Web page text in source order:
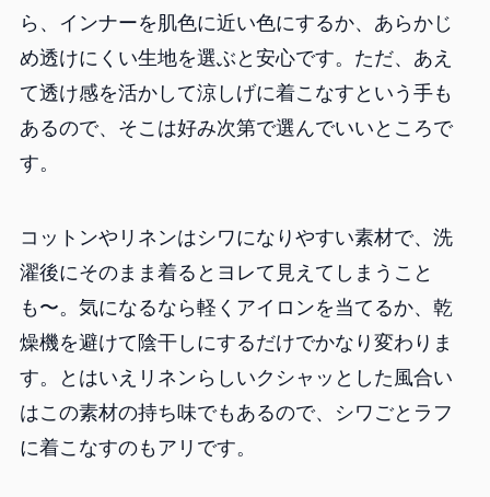
ら、インナーを肌色に近い色にするか、あらかじ
め透けにくい生地を選ぶと安心です。ただ、あえ
て透け感を活かして涼しげに着こなすという手も
あるので、そこは好み次第で選んでいいところで
す。
コットンやリネンはシワになりやすい素材で、洗
濯後にそのまま着るとヨレて見えてしまうこと
も〜。気になるなら軽くアイロンを当てるか、乾
燥機を避けて陰干しにするだけでかなり変わりま
す。とはいえリネンらしいクシャッとした風合い
はこの素材の持ち味でもあるので、シワごとラフ
に着こなすのもアリです。